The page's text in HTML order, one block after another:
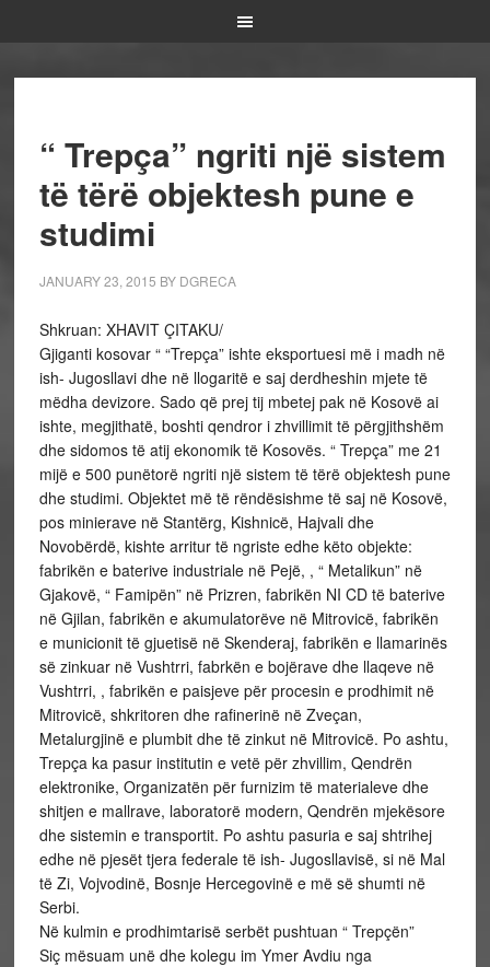
“ Trepça” ngriti një sistem
të tërë objektesh pune e
studimi
JANUARY 23, 2015 BY DGRECA
Shkruan: XHAVIT ÇITAKU/
Gjiganti kosovar “ “Trepça” ishte eksportuesi më i madh në
ish- Jugosllavi dhe në llogaritë e saj derdheshin mjete të
mëdha devizore. Sado që prej tij mbetej pak në Kosovë ai
ishte, megjithatë, boshti qendror i zhvillimit të përgjithshëm
dhe sidomos të atij ekonomik të Kosovës. “ Trepça” me 21
mijë e 500 punëtorë ngriti një sistem të tërë objektesh pune
dhe studimi. Objektet më të rëndësishme të saj në Kosovë,
pos minierave në Stantërg, Kishnicë, Hajvali dhe
Novobërdë, kishte arritur të ngriste edhe këto objekte:
fabrikën e baterive industriale në Pejë, , “ Metalikun” në
Gjakovë, “ Famipën” në Prizren, fabrikën NI CD të baterive
në Gjilan, fabrikën e akumulatorëve në Mitrovicë, fabrikën
e municionit të gjuetisë në Skenderaj, fabrikën e llamarinës
së zinkuar në Vushtrri, fabrkën e bojërave dhe llaqeve në
Vushtrri, , fabrikën e paisjeve për procesin e prodhimit në
Mitrovicë, shkritoren dhe rafinerinë në Zveçan,
Metalurgjinë e plumbit dhe të zinkut në Mitrovicë. Po ashtu,
Trepça ka pasur institutin e vetë për zhvillim, Qendrën
elektronike, Organizatën për furnizim të materialeve dhe
shitjen e mallrave, laboratorë modern, Qendrën mjekësore
dhe sistemin e transportit. Po ashtu pasuria e saj shtrihej
edhe në pjesët tjera federale të ish- Jugosllavisë, si në Mal
të Zi, Vojvodinë, Bosnje Hercegovinë e më së shumti në
Serbi.
Në kulmin e prodhimtarisë serbët pushtuan “ Trepçën”
Siç mësuam unë dhe kolegu im Ymer Avdiu nga